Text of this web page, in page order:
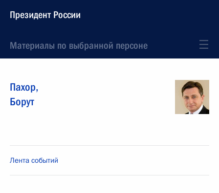
Президент России
Материалы по выбранной персоне
Пахор,
Борут
Лента событий